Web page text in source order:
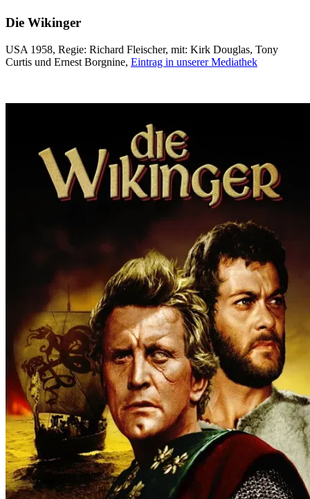
Die Wikinger
USA 1958, Regie: Richard Fleischer, mit: Kirk Douglas, Tony
Curtis und Ernest Borgnine, Eintrag in unserer Mediathek